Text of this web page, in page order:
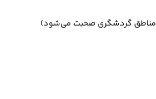
مناطق گردشگری صحبت می‌شود)